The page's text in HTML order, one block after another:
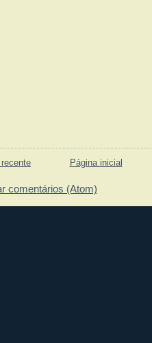
Página inicial
comentários (Atom)